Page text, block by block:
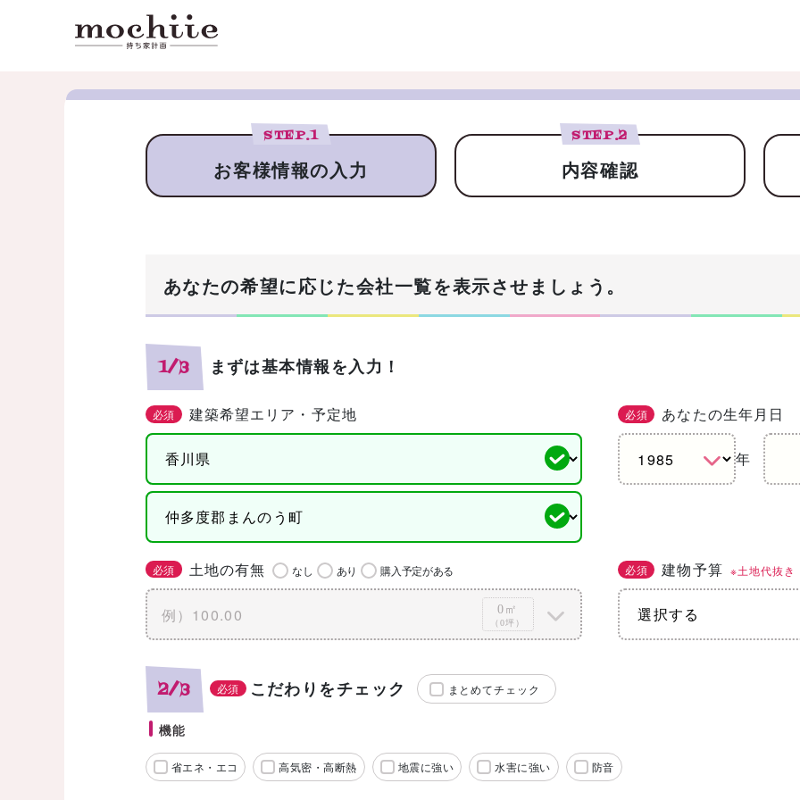
STEP.1
お客様情報の入力
STEP.2
内容確認
あなたの希望に応じた会社一覧を表示させましょう。
1/3 まずは基本情報を入力！
必須 建築希望エリア・予定地 必須 あなたの生年月日
年
必須 土地の有無 なし あり 購入予定がある
0㎡
（0坪）
必須 建物予算 ※土地代抜き
2/3 必須 こだわりをチェック まとめてチェック
機能
省エネ・エコ 高気密・高断熱 地震に強い 水害に強い 防音